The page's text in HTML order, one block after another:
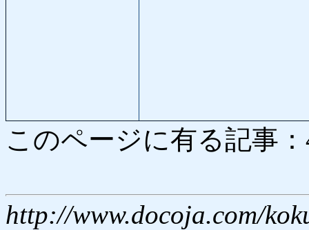
このページに有る記事
http://www.docoja.com/